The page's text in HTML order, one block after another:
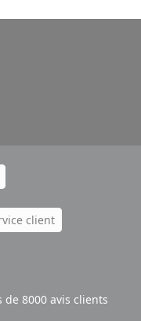
client
de 8000 avis clients